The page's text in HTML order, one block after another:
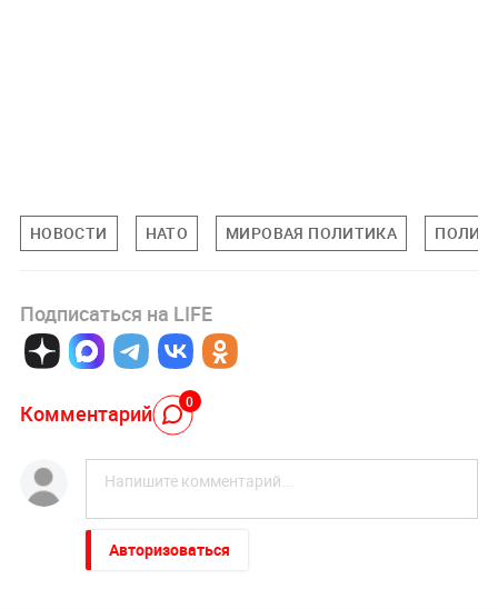
НОВОСТИ НАТО МИРОВАЯ ПОЛИТИКА
Подписаться на LIFE
Комментарий 0
Авторизоваться